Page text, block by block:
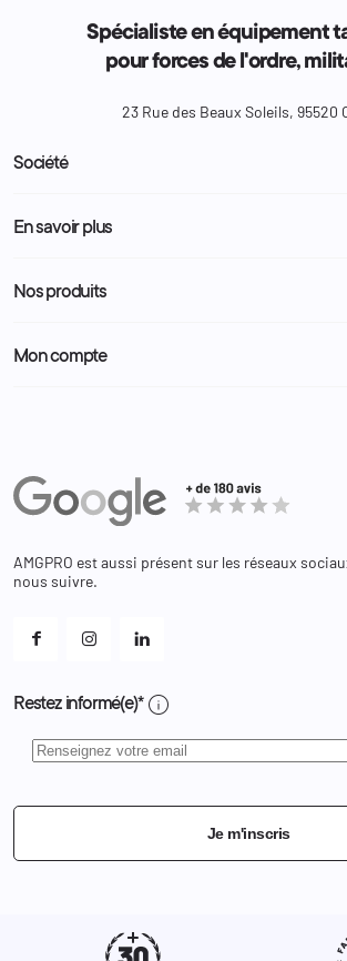
Spécialiste en équipement
pour forces de l'ordre,
23 Rue des Beaux Soleils, 95520
Société
Livraison et retour colis
Demande de devis
Nous contacter
En savoir plus
Programme Fidélité
Administration
Nos produits
Police Municipale | ASVP
Equipements
Bagagerie
Mon compte
Adresses
Bons de réduction
Changer votre mot de passe ?
Et les cookies ?
AMGPRO est aussi présent sur les réseaux
nous suivre.
Restez informé(e)* info
Je m'inscris